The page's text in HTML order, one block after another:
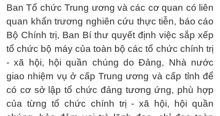
Ban Tổ chức Trung ương và các cơ quan có liên
quan khẩn trương nghiên cứu thực tiễn, báo cáo
Bộ Chính trị, Ban Bí thư quyết định việc sắp xếp
tổ chức bộ máy của toàn bộ các tổ chức chính trị
- xã hội, hội quần chúng do Đảng, Nhà nước
giao nhiệm vụ ở cấp Trung ương và cấp tỉnh để
có cơ sở lập tổ chức đảng tương ứng, phù hợp
của từng tổ chức chính trị - xã hội, hội quần